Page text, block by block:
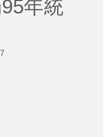
年統